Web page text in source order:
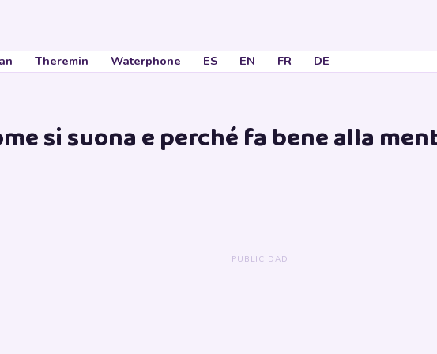
Theremin Waterphone ES EN FR DE
si suona e perché fa bene alla